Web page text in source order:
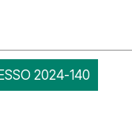
2024-140